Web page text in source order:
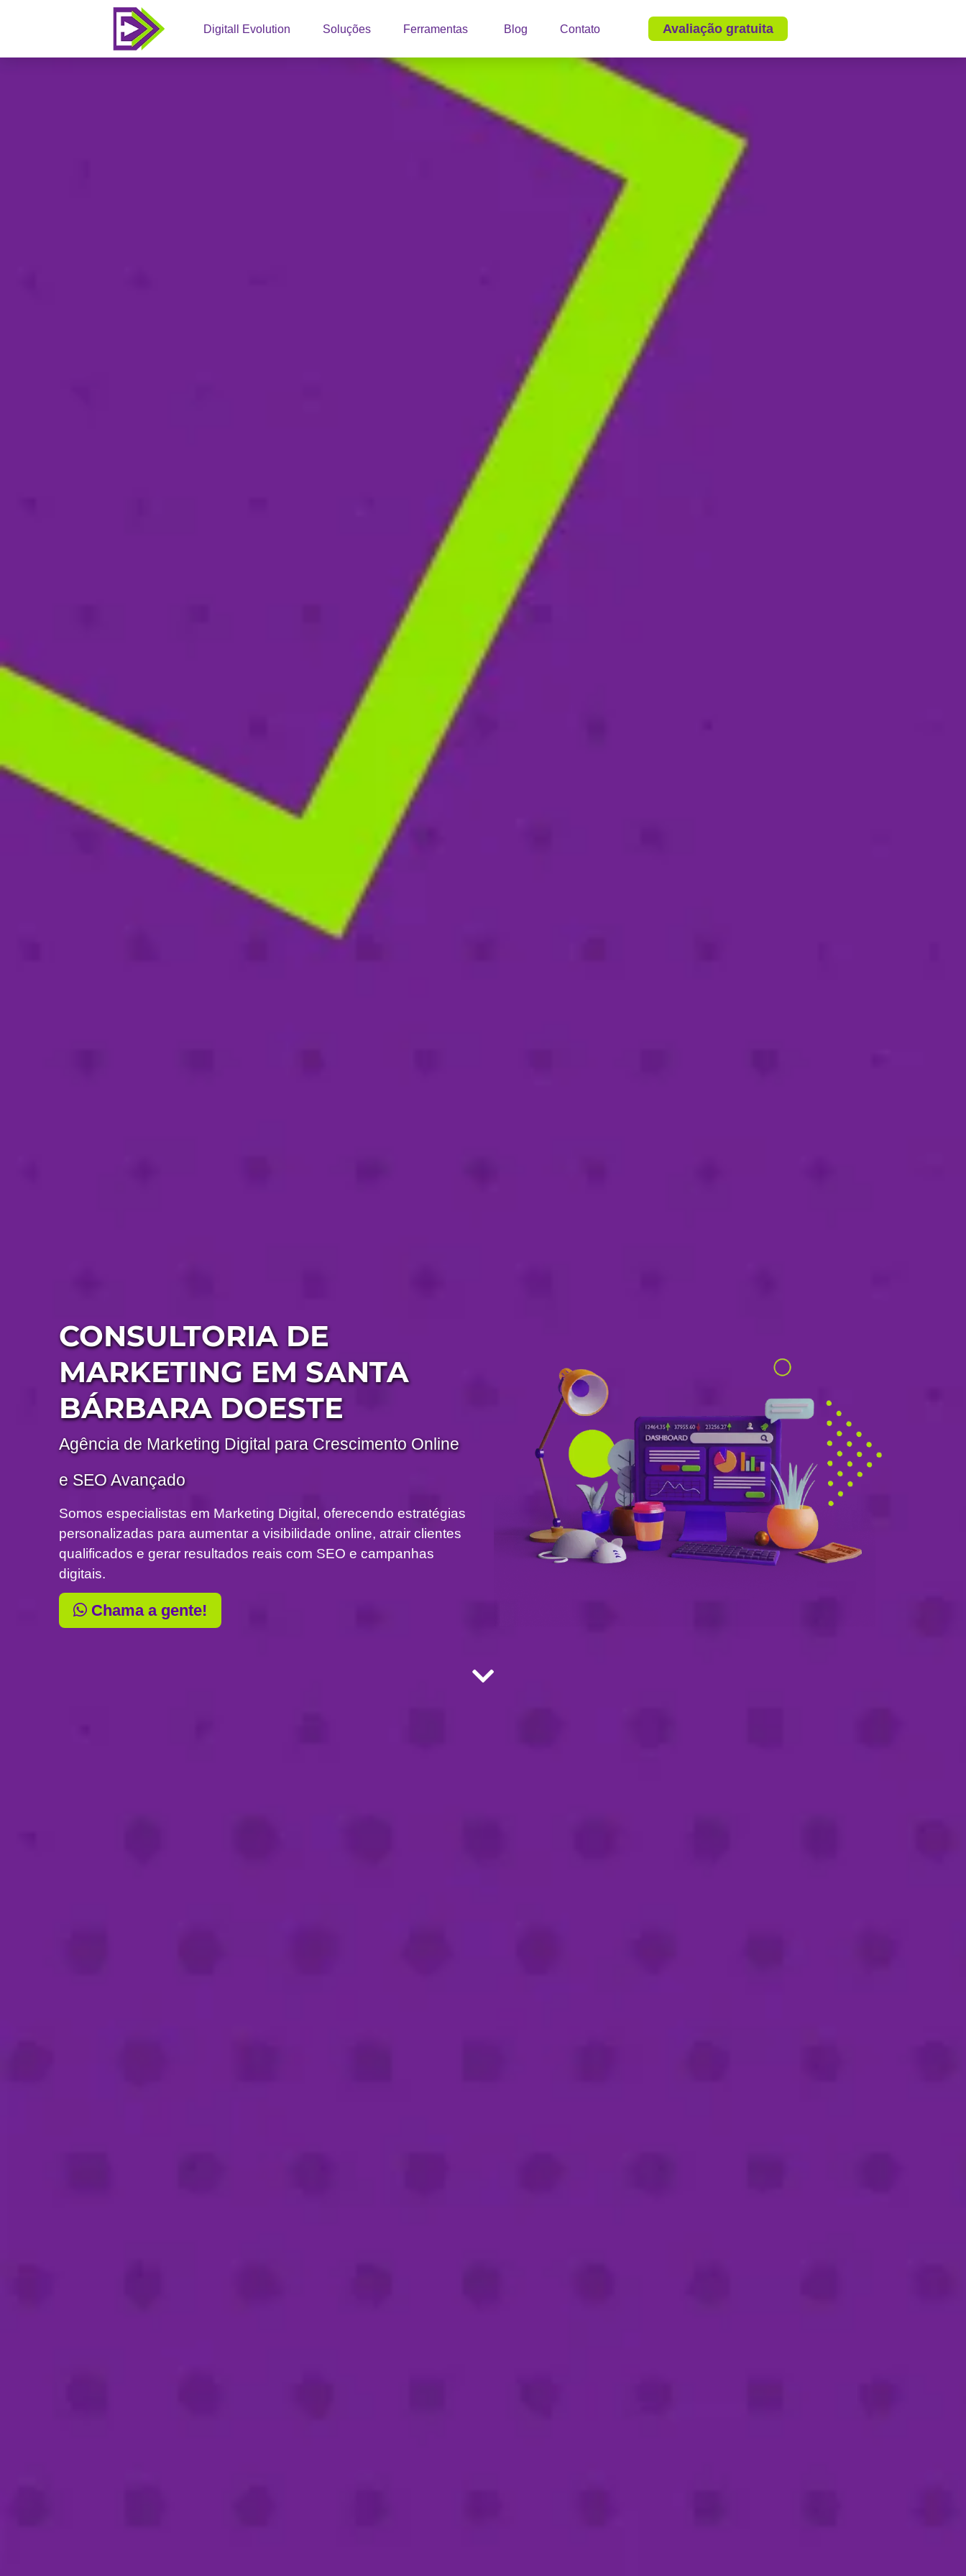
Digitall Evolution Soluções Ferramentas Blog Contato Avaliação gratuita
CONSULTORIA DE
MARKETING EM SANTA
BÁRBARA DOESTE
Agência de Marketing Digital para Crescimento Online
e SEO Avançado
Somos especialistas em Marketing Digital, oferecendo estratégias
personalizadas para aumentar a visibilidade online, atrair clientes
qualificados e gerar resultados reais com SEO e campanhas
digitais.
Chama a gente!